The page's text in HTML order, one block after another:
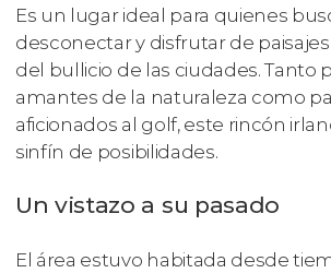
Es un lugar ideal para quienes
desconectar y disfrutar de
del bullicio de las ciudades. Tanto
amantes de la naturaleza como
aficionados al golf, este rincón
sinfín de posibilidades.
Un vistazo a su pasado
El área estuvo habitada desde